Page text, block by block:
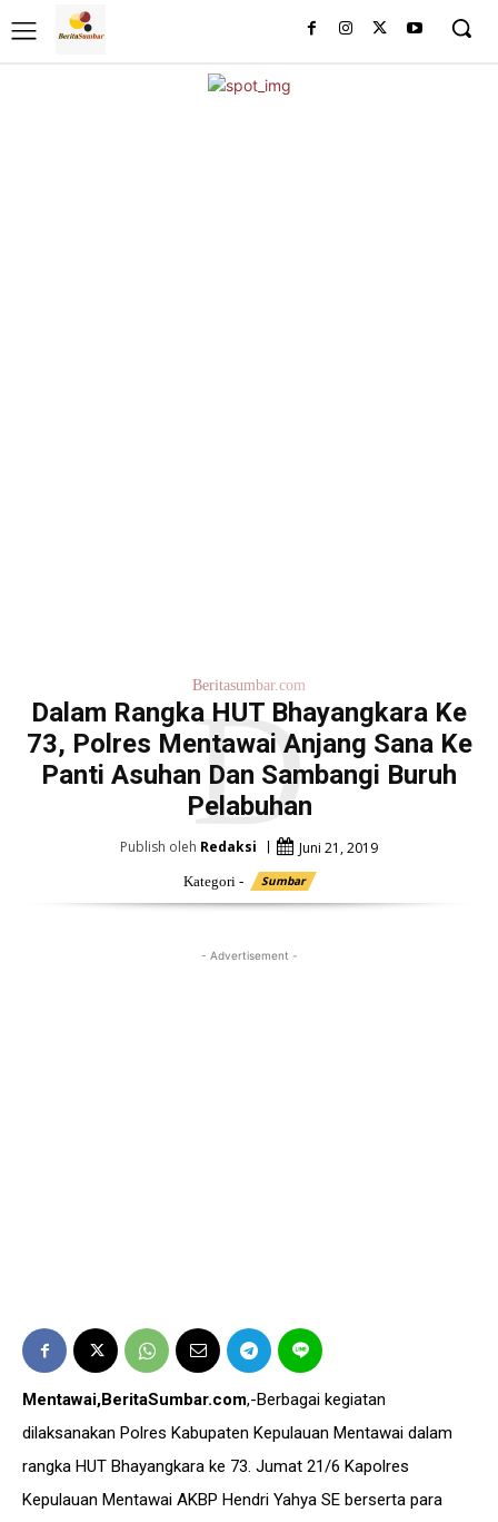
Beritasumbar.com
Dalam Rangka HUT Bhayangkara Ke
73, Polres Mentawai Anjang Sana Ke
Panti Asuhan Dan Sambangi Buruh
Pelabuhan
D
Publish oleh Redaksi Juni 21, 2019
Kategori - Sumbar
- Advertisement -
Mentawai,BeritaSumbar.com,-Berbagai kegiatan
dilaksanakan Polres Kabupaten Kepulauan Mentawai dalam
rangka HUT Bhayangkara ke 73. Jumat 21/6 Kapolres
Kepulauan Mentawai AKBP Hendri Yahya SE berserta para